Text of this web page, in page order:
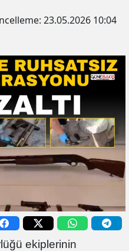
23.05.2026 10:04
ekiplerinin